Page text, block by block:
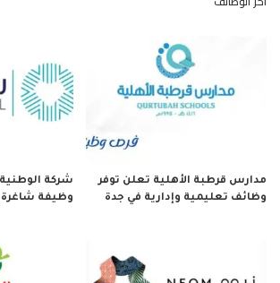
مدارس قرطبة الأهلية تعلن توفر
وظائف تعليمية وإدارية في جدة
شركة الوطنية
وظيفة